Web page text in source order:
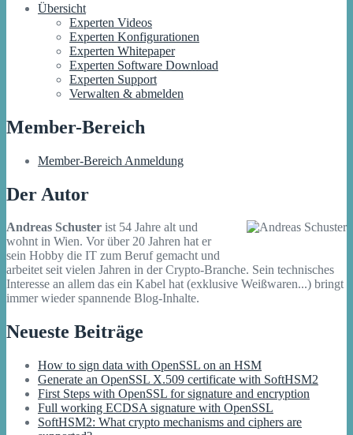
Übersicht
Experten Videos
Experten Konfigurationen
Experten Whitepaper
Experten Software Download
Experten Support
Verwalten & abmelden
Member-Bereich
Member-Bereich Anmeldung
Der Autor
Andreas Schuster ist 54 Jahre alt und
wohnt in Wien. Vor über 20 Jahren hat er
sein Hobby die IT zum Beruf gemacht und
arbeitet seit vielen Jahren in der Crypto-Branche. Sein technisches
Interesse an allem das ein Kabel hat (exklusive Weißwaren...) bringt
immer wieder spannende Blog-Inhalte.
Neueste Beiträge
How to sign data with OpenSSL on an HSM
Generate an OpenSSL X.509 certificate with SoftHSM2
First Steps with OpenSSL for signature and encryption
Full working ECDSA signature with OpenSSL
SoftHSM2: What crypto mechanisms and ciphers are